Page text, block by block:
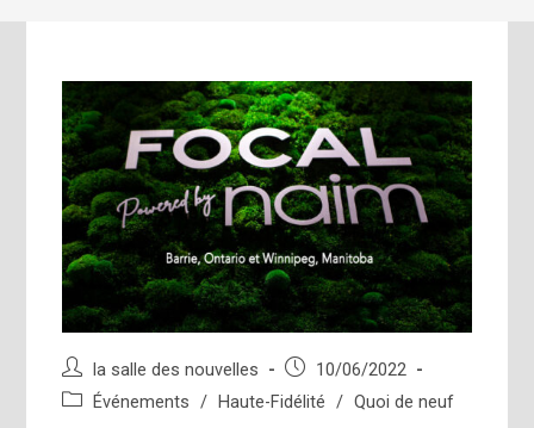
Auteur/autrice
de
la salle des nouvelles
Publication
publiée :
10/06/2022
PostÉvénements / Haute-Fidélité / Quoi de neuf